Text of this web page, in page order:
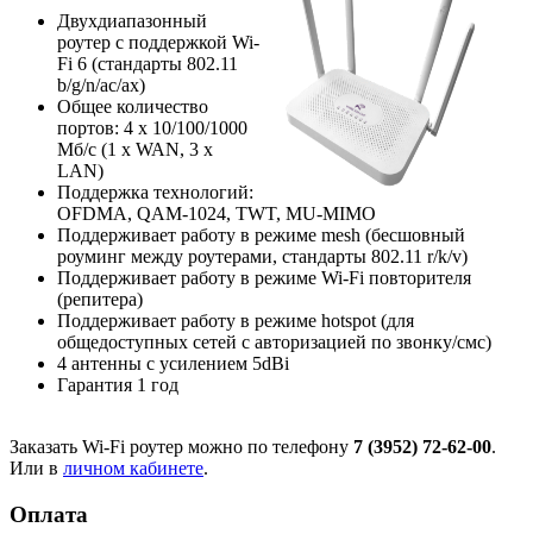
Двухдиапазонный
роутер с поддержкой Wi-
Fi 6 (стандарты 802.11
b/g/n/ac/ax)
Общее количество
портов: 4 х 10/100/1000
Мб/с (1 x WAN, 3 x
LAN)
Поддержка технологий:
OFDMA, QAM-1024, TWT, MU-MIMO
Поддерживает работу в режиме mesh (бесшовный
роуминг между роутерами, стандарты 802.11 r/k/v)
Поддерживает работу в режиме Wi-Fi повторителя
(репитера)
Поддерживает работу в режиме hotspot (для
общедоступных сетей с авторизацией по звонку/смс)
4 антенны с усилением 5dBi
Гарантия 1 год
Заказать Wi-Fi роутер можно по телефону 7 (3952) 72-62-00.
Или в личном кабинете.
Оплата